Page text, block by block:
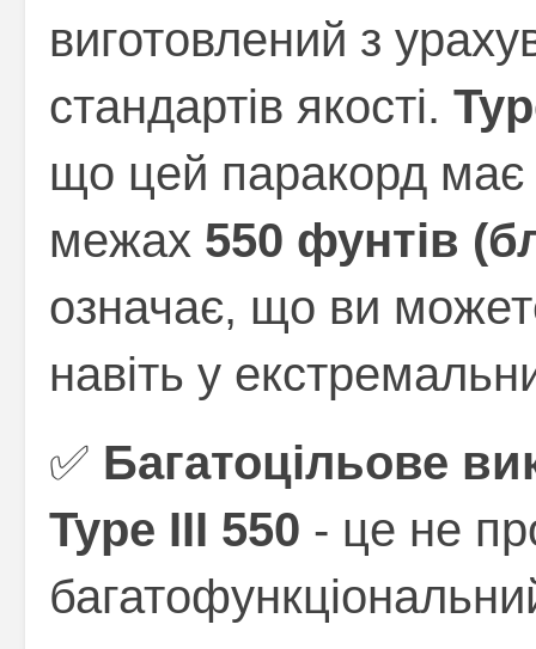
виготовлений з
стандартів якості.
що цей паракорд має
межах 550 фунтів
означає, що ви
навіть у
✅ Багатоцільове
Type III 550 - це не